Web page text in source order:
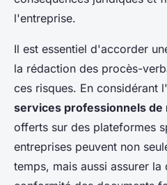
l'entreprise.
Il est essentiel d'accorder
la rédaction des procès-
ces risques. En considérant
services professionnels de
offerts sur des plateformes
entreprises peuvent non
temps, mais aussi assurer